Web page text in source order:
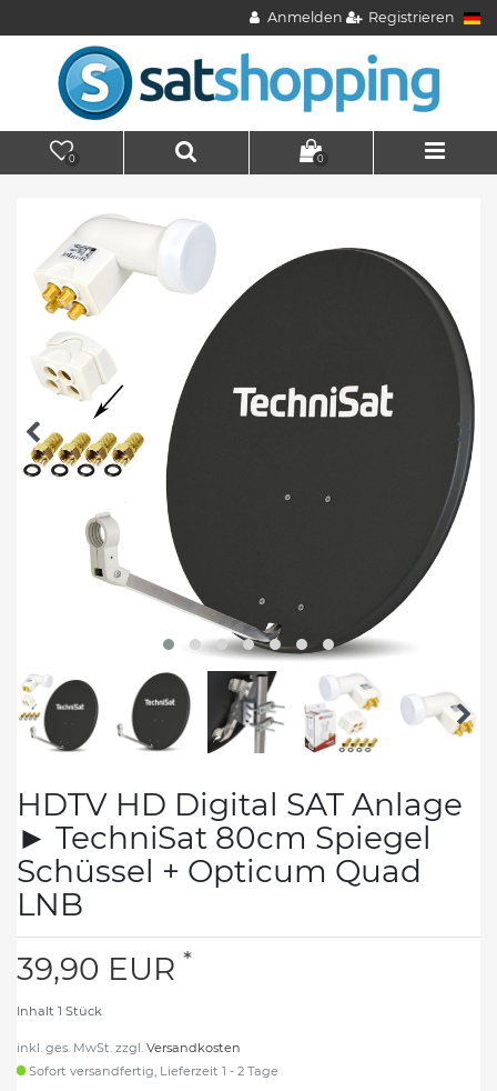
Anmelden Registrieren
0 0
HDTV HD Digital SAT Anlage
► TechniSat 80cm Spiegel
Schüssel + Opticum Quad
LNB
39,90 EUR *
Inhalt 1 Stück
inkl. ges. MwSt. zzgl. Versandkosten
Sofort versandfertig, Lieferzeit 1 - 2 Tage